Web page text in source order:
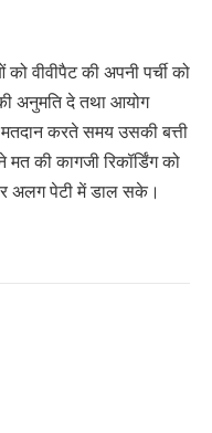
वीवीपैट की अपनी पर्ची को
अनुमति दे तथा आयोग
करते समय उसकी बत्ती
की कागजी रिकॉर्डिंग को
अलग पेटी में डाल सके।